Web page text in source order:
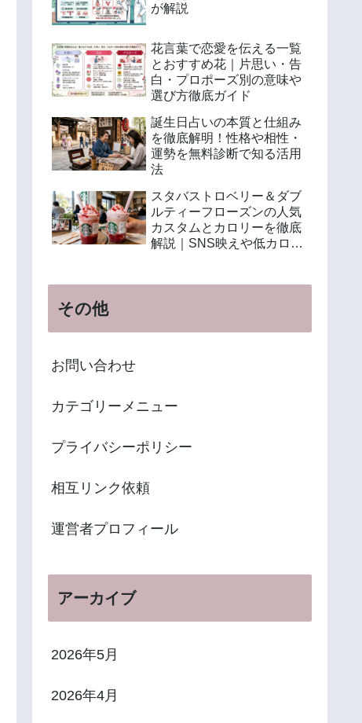
が解説
花言葉で恋愛を伝える一覧
とおすすめ花｜片思い・告
白・プロポーズ別の意味や
選び方徹底ガイド
誕生日占いの本質と仕組み
を徹底解明！性格や相性・
運勢を無料診断で知る活用
法
スタバストロベリー＆ダブ
ルティーフローズンの人気
カスタムとカロリーを徹底
解説｜SNS映えや低カロリ
その他
お問い合わせ
カテゴリーメニュー
プライバシーポリシー
相互リンク依頼
運営者プロフィール
アーカイブ
2026年5月
2026年4月